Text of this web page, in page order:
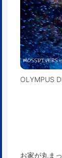
OLYMPUS
お家が丸ま